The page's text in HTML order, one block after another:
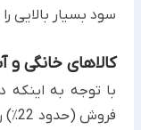
سود بسیار بالایی
کالاهای خانگی و
با توجه به اینکه